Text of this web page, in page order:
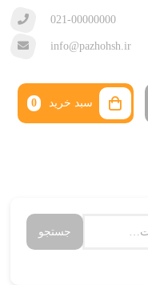
021-00000000
info@pazhohsh.ir
سبد خرید 0
جستجو